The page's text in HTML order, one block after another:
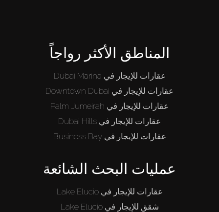
المناطق الأكثر رواجاً
عقارات للإيجار في Dubai Marina
عقارات للإيجار في Downtown Dubai
عقارات للإيجار في Palm Jumeirah
عقارات للإيجار في Dubai Hills
عقارات للإيجار في Business Bay
عمليات البحث الشائعة
عقارات للإيجار في Lake Elucio
شقق للإيجار في Lake Elucio